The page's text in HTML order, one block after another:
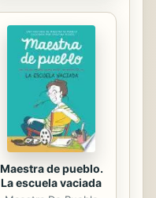
Maestra de pueblo.
La escuela vaciada